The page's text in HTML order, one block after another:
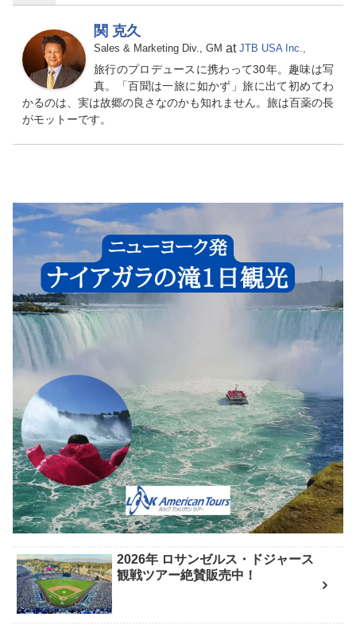
関 克久
Sales & Marketing Div., GM at JTB USA Inc.,
旅行のプロデュースに携わって30年。趣味は写
真。「百聞は一旅に如かず」旅に出て初めてわ
かるのは、実は故郷の良さなのかも知れません。旅は百薬の長
がモットーです。
2026年 ロサンゼルス・ドジャース
観戦ツアー絶賛販売中！